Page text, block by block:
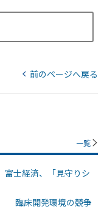
前のページへ戻る
一覧
士経済、「見守りシ
臨床開発環境の競争